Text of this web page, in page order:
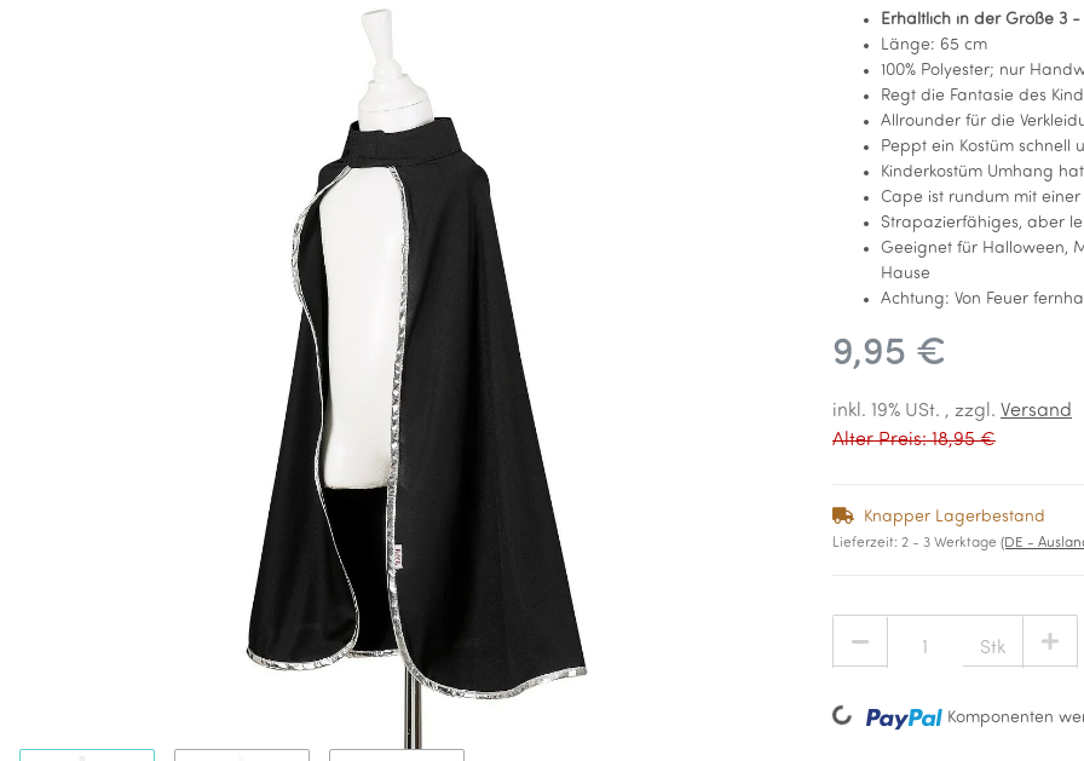
Erhältlich in der Größe 3 -
Länge: 65 cm
100% Polyester; nur
Regt die Fantasie des
Allrounder für die
Peppt ein Kostüm schnell
Kinderkostüm Umhang
Cape ist rundum mit
Strapazierfähiges, aber
Geeignet für Halloween,
Hause
Achtung: Von Feuer
9,95 €
inkl. 19% USt. , zzgl. Versand
Alter Preis: 18,95 €
Knapper Lagerbestand
Lieferzeit: 2 - 3 Werktage (DE -
Stk
Loading... Komponenten